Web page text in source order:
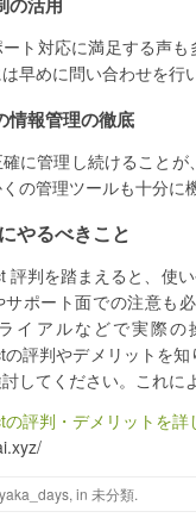
ト対応に満足する声も
早めに問い合わせを行
情報管理の徹底
に管理し続けること
の管理ツールも十分に
やるべきこと
評判を踏まえると、使
サポート面での注意も
イアルなどで実際
評判やデメリットを
してください。これに
評判・デメリットを詳
, in 未分類.